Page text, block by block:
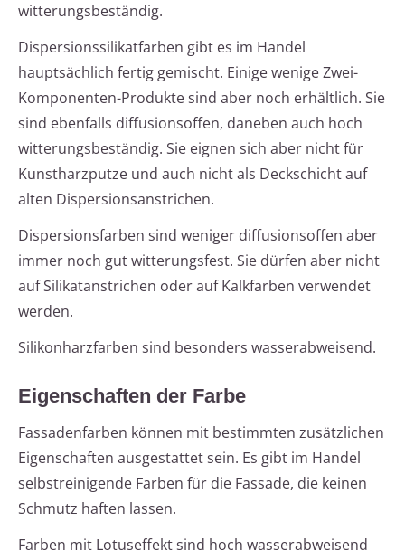
witterungsbeständig.
Dispersionssilikatfarben gibt es im Handel
hauptsächlich fertig gemischt. Einige wenige Zwei-
Komponenten-Produkte sind aber noch erhältlich. Sie
sind ebenfalls diffusionsoffen, daneben auch hoch
witterungsbeständig. Sie eignen sich aber nicht für
Kunstharzputze und auch nicht als Deckschicht auf
alten Dispersionsanstrichen.
Dispersionsfarben sind weniger diffusionsoffen aber
immer noch gut witterungsfest. Sie dürfen aber nicht
auf Silikatanstrichen oder auf Kalkfarben verwendet
werden.
Silikonharzfarben sind besonders wasserabweisend.
Eigenschaften der Farbe
Fassadenfarben können mit bestimmten zusätzlichen
Eigenschaften ausgestattet sein. Es gibt im Handel
selbstreinigende Farben für die Fassade, die keinen
Schmutz haften lassen.
Farben mit Lotuseffekt sind hoch wasserabweisend